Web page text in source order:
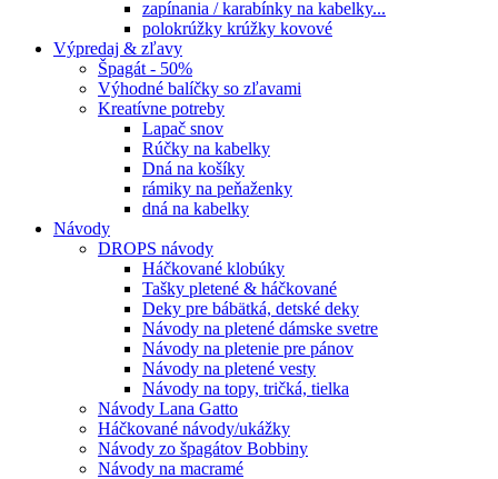
zapínania / karabínky na kabelky...
polokrúžky krúžky kovové
Výpredaj & zľavy
Špagát - 50%
Výhodné balíčky so zľavami
Kreatívne potreby
Lapač snov
Rúčky na kabelky
Dná na košíky
rámiky na peňaženky
dná na kabelky
Návody
DROPS návody
Háčkované klobúky
Tašky pletené & háčkované
Deky pre bábätká, detské deky
Návody na pletené dámske svetre
Návody na pletenie pre pánov
Návody na pletené vesty
Návody na topy, tričká, tielka
Návody Lana Gatto
Háčkované návody/ukážky
Návody zo špagátov Bobbiny
Návody na macramé